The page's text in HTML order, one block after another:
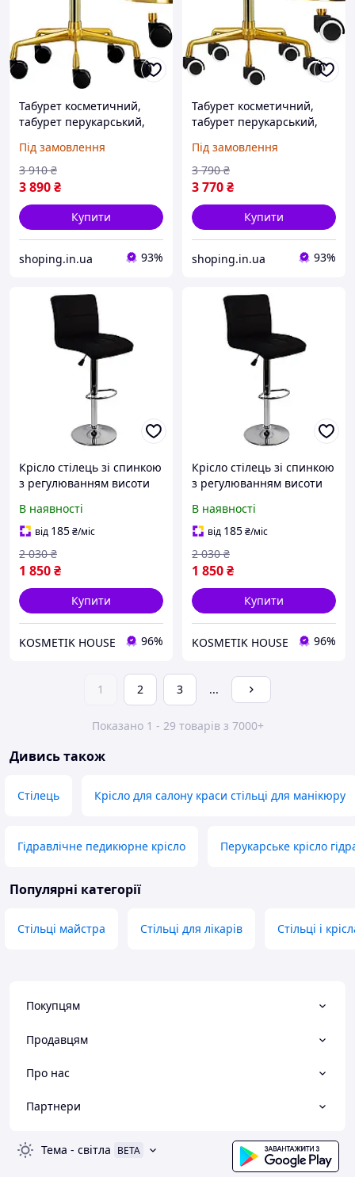
Табурет косметичний,
табурет перукарський,
круглий, регульований,
білий 80249
Під замовлення
3 890₴
3 910 ₴
Купити
shoping.in.ua 93%
Табурет косметичний,
табурет перукарський,
круглий, регульований,
чорний 80275
Під замовлення
3 770₴
3 790 ₴
Купити
shoping.in.ua 93%
Крісло стілець зі спинкою
з регулюванням висоти
перукарень, барів)
ВС-0106
В наявності
від 185₴/міс
1 850₴
2 030 ₴
Купити
KOSMETIK HOUSE 96%
Крісло стілець зі спинкою
з регулюванням висоти
перукарень, барів)
ВС-0106
В наявності
від 185₴/міс
1 850₴
2 030 ₴
Купити
KOSMETIK HOUSE 96%
1 2 3 ...
Показано 1 - 29 товарів з 7000+
Дивись також
Стілець Крісло для салону краси стільці для манікюру
Гідравлічне педикюрне крісло Перукарське крісло
Популярні категорії
Стільці майстра Стільці для лікарів Стільці і
Покупцям
Продавцям
Про нас
Партнери
Тема - світла BETA